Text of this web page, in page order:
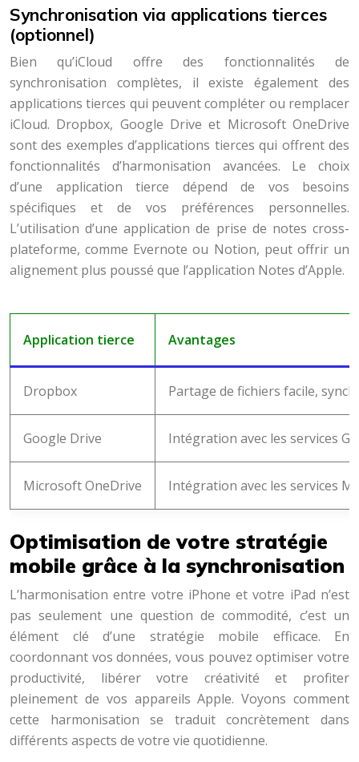
Synchronisation via applications tierces
(optionnel)
Bien qu’iCloud offre des fonctionnalités de
synchronisation complètes, il existe également des
applications tierces qui peuvent compléter ou remplacer
iCloud. Dropbox, Google Drive et Microsoft OneDrive
sont des exemples d’applications tierces qui offrent des
fonctionnalités d’harmonisation avancées. Le choix
d’une application tierce dépend de vos besoins
spécifiques et de vos préférences personnelles.
L’utilisation d’une application de prise de notes cross-
plateforme, comme Evernote ou Notion, peut offrir un
alignement plus poussé que l’application Notes d’Apple.
Application tierce Avantages
Dropbox Partage de fichiers facile,
Google Drive Intégration avec les services
Microsoft OneDrive Intégration avec les services
Optimisation de votre stratégie
mobile grâce à la synchronisation
L’harmonisation entre votre iPhone et votre iPad n’est
pas seulement une question de commodité, c’est un
élément clé d’une stratégie mobile efficace. En
coordonnant vos données, vous pouvez optimiser votre
productivité, libérer votre créativité et profiter
pleinement de vos appareils Apple. Voyons comment
cette harmonisation se traduit concrètement dans
différents aspects de votre vie quotidienne.